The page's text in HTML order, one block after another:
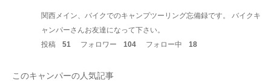
関西メイン、バイクでのキャンプツーリング忘備録です。 バイクキ
ャンパーさんお友達になって下さい。
投稿
51 フォロワー 104 フォロー中 18
このキャンパーの人気記事